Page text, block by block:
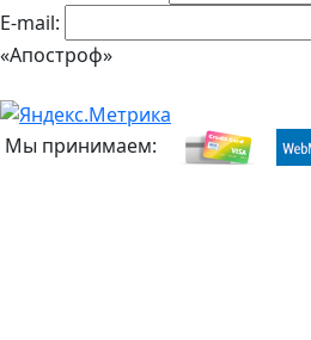
E-mail:
«Апостроф»
Мы принимаем: